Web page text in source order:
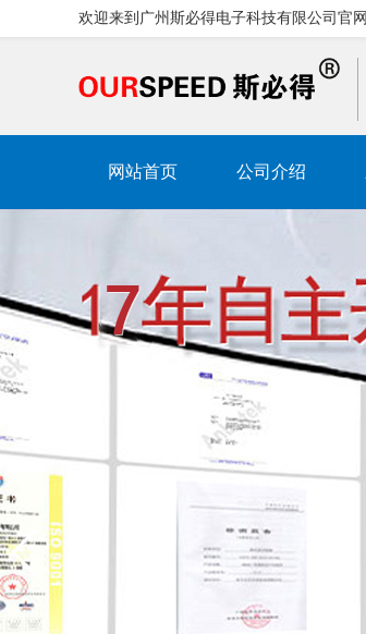
欢迎来到广州斯必得电子科技有限公司官网
网站首页 公司介绍